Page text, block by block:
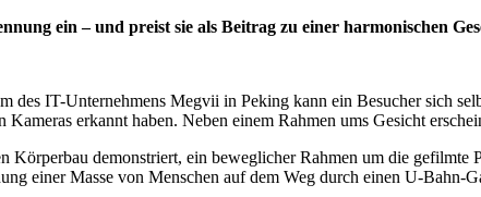
ein – und preist sie als Beitrag zu einer harmonischen
IT-Unternehmens Megvii in Peking kann ein Besucher sich
Kameras erkannt haben. Neben einem Rahmen ums Gesicht
demonstriert, ein beweglicher Rahmen um die
einer Masse von Menschen auf dem Weg durch einen U-Bahn-